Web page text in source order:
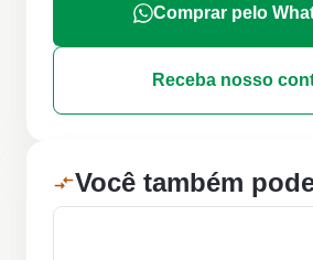
Comprar pelo
Receba nosso
Você também